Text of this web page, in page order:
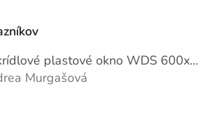
Jednokrídlové plastové okno WDS 600x1000
produktu je 5 z 5 hviezdičiek.
Murgašová